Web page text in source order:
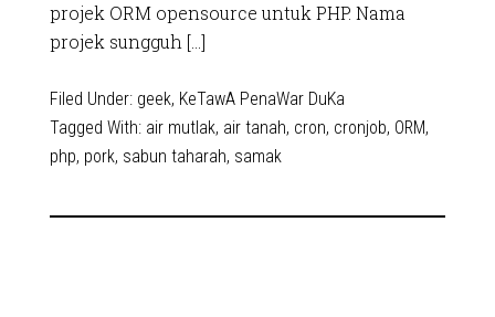
projek ORM opensource untuk PHP. Nama
projek sungguh […]
Filed Under: geek, KeTawA PenaWar DuKa
Tagged With: air mutlak, air tanah, cron, cronjob, ORM,
php, pork, sabun taharah, samak